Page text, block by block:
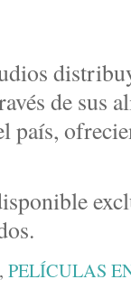
de sus
país,
, PELÍCULAS